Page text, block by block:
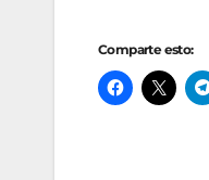
Comparte esto: